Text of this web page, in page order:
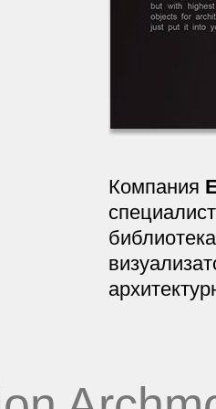
Компания